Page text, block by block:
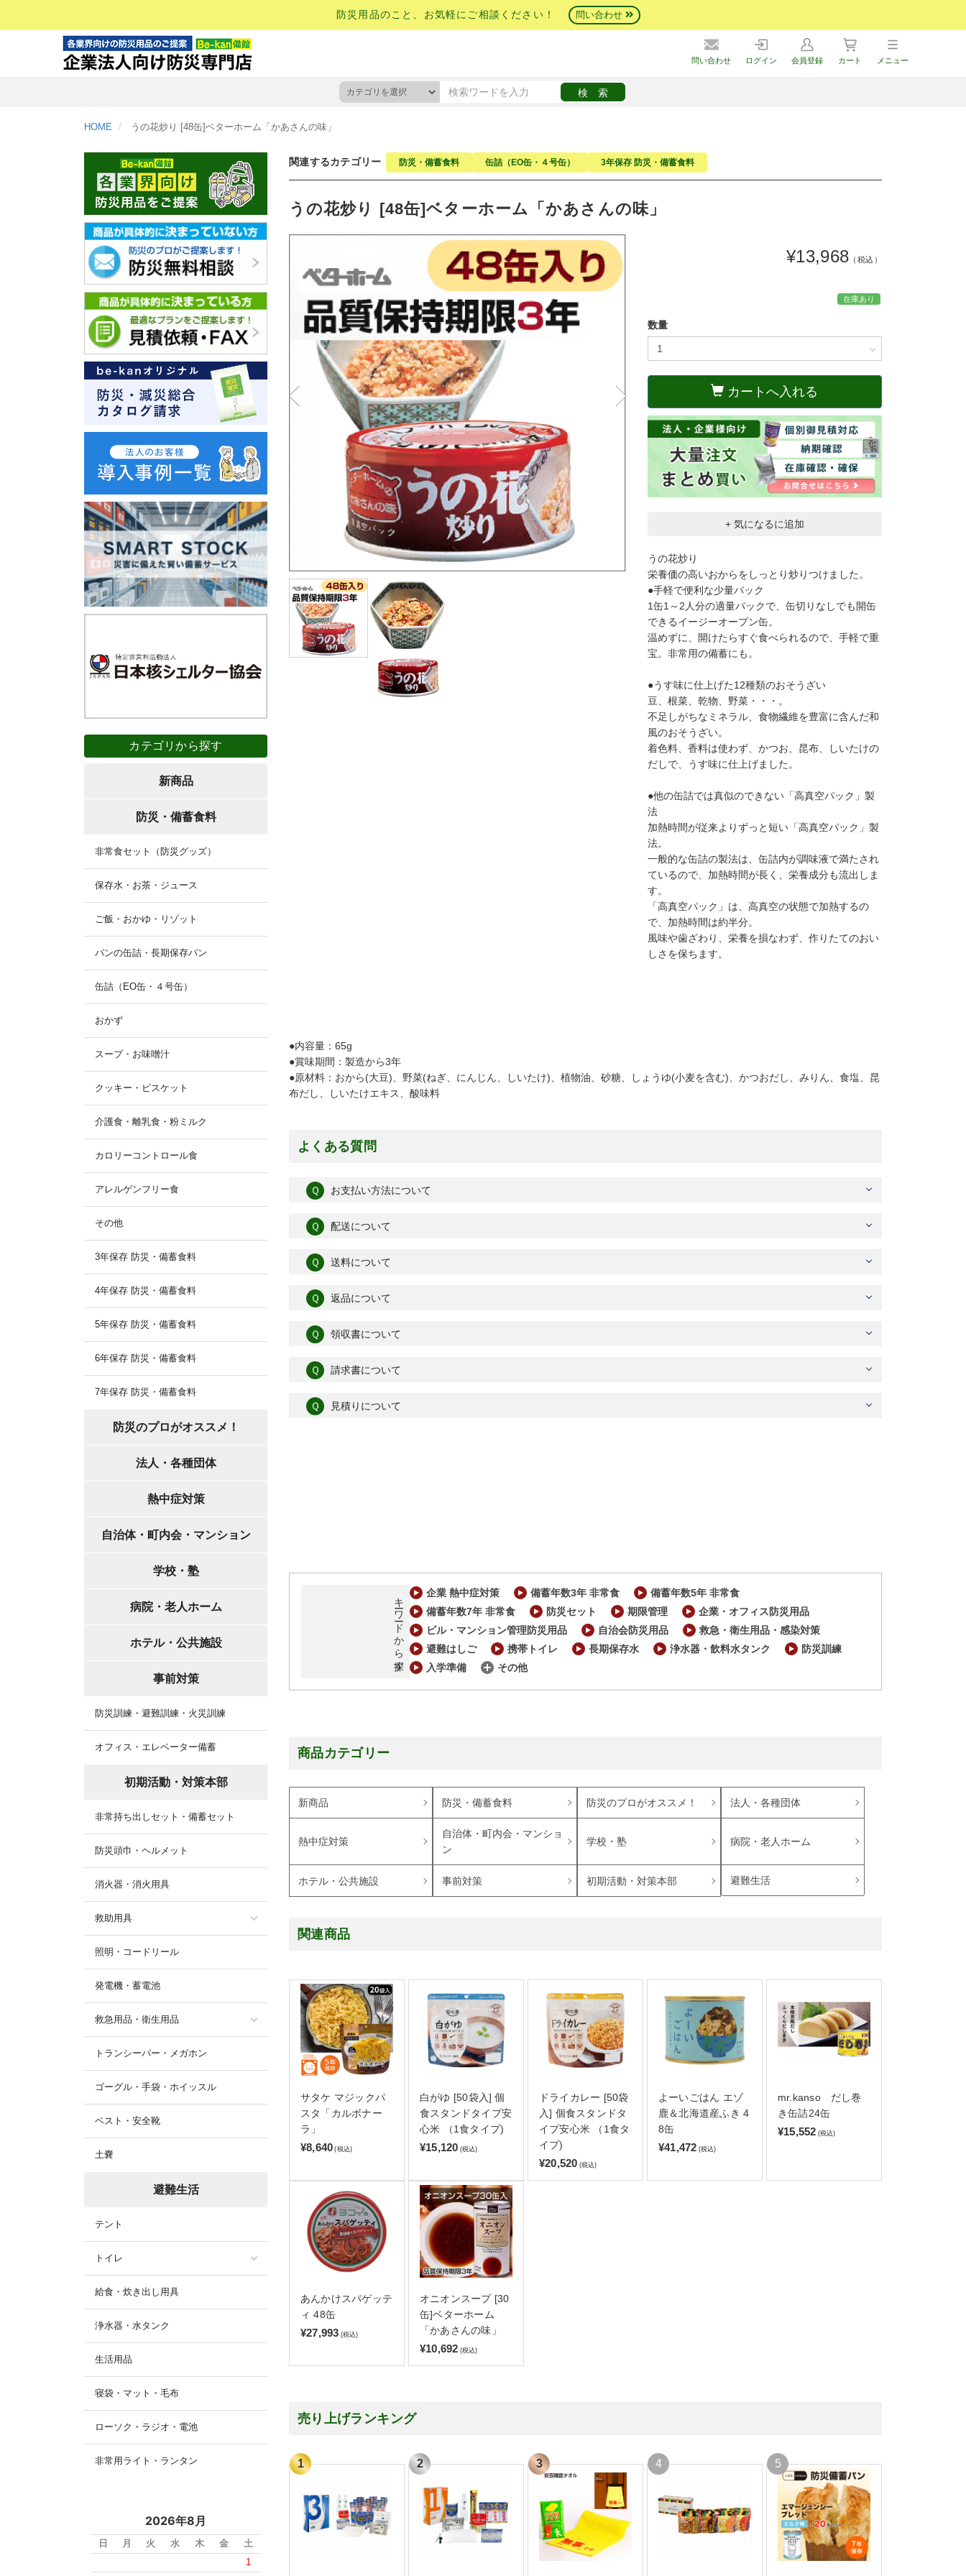
防災用品のこと、お気軽にご相談ください！ 問い合わせ
問い合わせ ログイン 会員登録 カート メニュー
HOME うの花炒り [48缶]ベターホーム「かあさんの味」
関連するカテゴリー 防災・備蓄食料 缶詰（EO缶・４号缶） 3年保存 防災・備蓄食料
うの花炒り [48缶]ベターホーム「かあさんの味」
¥13,968 （税込）
在庫あり
数量
カートへ入れる
+ 気になるに追加
うの花炒り
栄養価の高いおからをしっとり炒りつけました。
●手軽で便利な少量パック
1缶1～2人分の適量パックで、缶切りなしでも開缶
できるイージーオープン缶。
温めずに、開けたらすぐ食べられるので、手軽で重
宝。非常用の備蓄にも。
●うす味に仕上げた12種類のおそうざい
豆、根菜、乾物、野菜・・・。
不足しがちなミネラル、食物繊維を豊富に含んだ和
風のおそうざい。
着色料、香料は使わず、かつお、昆布、しいたけの
だしで、うす味に仕上げました。
●他の缶詰では真似のできない「高真空パック」製
法
加熱時間が従来よりずっと短い「高真空パック」製
法。
一般的な缶詰の製法は、缶詰内が調味液で満たされ
ているので、加熱時間が長く、栄養成分も流出しま
す。
「高真空パック」は、高真空の状態で加熱するの
で、加熱時間は約半分。
風味や歯ざわり、栄養を損なわず、作りたてのおい
しさを保ちます。
●内容量：65g
●賞味期間：製造から3年
●原材料：おから(大豆)、野菜(ねぎ、にんじん、しいたけ)、植物油、砂糖、しょうゆ(小麦を含む)、かつおだし、みりん、食塩、昆
布だし、しいたけエキス、酸味料
よくある質問
Ｑ お支払い方法について
Ｑ 配送について
Ｑ 送料について
Ｑ 返品について
Ｑ 領収書について
Ｑ 請求書について
Ｑ 見積りについて
キーワードから探す 企業 熱中症対策 備蓄年数3年 非常食
備蓄年数5年 非常食
備蓄年数7年 非常食
防災セット 期限管理
企業・オフィス防災用品
ビル・マンション管理防災用品
自治会防災用品
救急・衛生用品・感染対策
避難はしご
携帯トイレ 長期保存水 浄水器・飲料水タンク
防災訓練
入学準備
その他
商品カテゴリー
新商品 防災・備蓄食料 防災のプロがオススメ！ 法人・各種団体
熱中症対策
自治体・町内会・マンショ
ン
学校・塾 病院・老人ホーム
ホテル・公共施設 事前対策 初期活動・対策本部 避難生活
関連商品
サタケ マジックパ
スタ「カルボナー
ラ」
¥8,640 (税込)
白がゆ [50袋入] 個
食スタンドタイプ安
心米 （1食タイプ)
¥15,120 (税込)
ドライカレー [50袋
入] 個食スタンドタ
イプ安心米 （1食タ
イプ)
¥20,520 (税込)
よーいごはん エゾ
鹿＆北海道産ふき 4
8缶
¥41,472 (税込)
mr.kanso だし巻
き缶詰24缶
¥15,552 (税込)
あんかけスパゲッテ
ィ 48缶
¥27,993 (税込)
オニオンスープ [30
缶]ベターホーム
「かあさんの味」
¥10,692 (税込)
売り上げランキング
カテゴリから探す
新商品
防災・備蓄食料
非常食セット（防災グッズ）
保存水・お茶・ジュース
ご飯・おかゆ・リゾット
パンの缶詰・長期保存パン
缶詰（EO缶・４号缶）
おかず
スープ・お味噌汁
クッキー・ビスケット
介護食・離乳食・粉ミルク
カロリーコントロール食
アレルゲンフリー食
その他
3年保存 防災・備蓄食料
4年保存 防災・備蓄食料
5年保存 防災・備蓄食料
6年保存 防災・備蓄食料
7年保存 防災・備蓄食料
防災のプロがオススメ！
法人・各種団体
熱中症対策
自治体・町内会・マンション
学校・塾
病院・老人ホーム
ホテル・公共施設
事前対策
防災訓練・避難訓練・火災訓練
オフィス・エレベーター備蓄
初期活動・対策本部
非常持ち出しセット・備蓄セット
防災頭巾・ヘルメット
消火器・消火用具
救助用具
照明・コードリール
発電機・蓄電池
救急用品・衛生用品
トランシーバー・メガホン
ゴーグル・手袋・ホイッスル
ベスト・安全靴
土嚢
避難生活
テント
トイレ
給食・炊き出し用具
浄水器・水タンク
生活用品
寝袋・マット・毛布
ローソク・ラジオ・電池
非常用ライト・ランタン
2026年8月
日 月 火 水 木 金
土
1